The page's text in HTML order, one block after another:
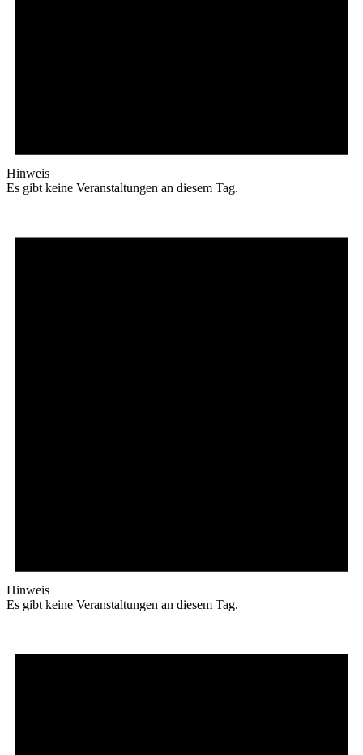
Hinweis
Es gibt keine Veranstaltungen an diesem Tag.
Hinweis
Es gibt keine Veranstaltungen an diesem Tag.